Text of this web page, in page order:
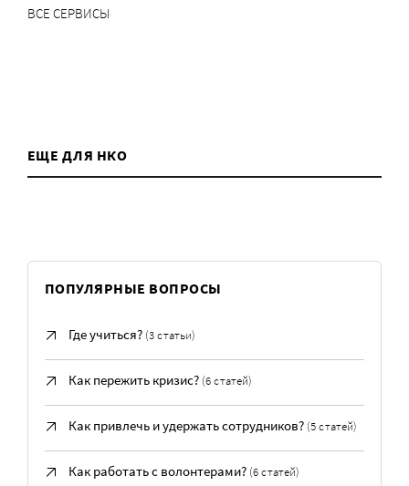
ВСЕ СЕРВИСЫ
ЕЩЕ ДЛЯ НКО
ПОПУЛЯРНЫЕ ВОПРОСЫ
Где учиться? (3 статьи)
Как пережить кризис? (6 статей)
Как привлечь и удержать сотрудников? (5 статей)
Как работать с волонтерами? (6 статей)